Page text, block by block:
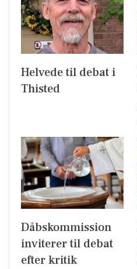
Helvede til debat i
Thisted
Dåbskommission
inviterer til debat
efter kritik